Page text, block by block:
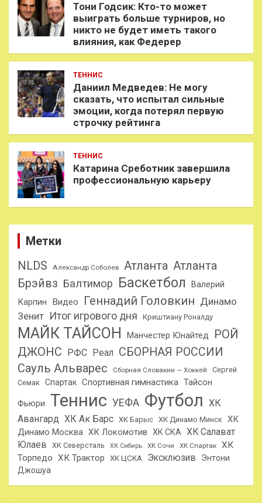
Тони Годсик: Кто-то может
выиграть больше турниров, но
никто не будет иметь такого
влияния, как Федерер
ТЕННИС
Даниил Медведев: Не могу
сказать, что испытал сильные
эмоции, когда потерял первую
строчку рейтинга
ТЕННИС
Катарина Среботник завершила
профессиональную карьеру
Метки
NLDS
Александр Соболев Атланта Атланта
Брэйвз Балтимор Баскетбол
Валерий
Карпин
Видео Геннадий Головкин Динамо
Зенит Итог игрового дня Криштиану Роналду
МАЙК ТАЙСОН Манчестер Юнайтед
РОЙ
ДЖОНС
РФС Реал СБОРНАЯ РОССИИ
Сауль Альварес Сборная Словакии — Хоккей
Сергей
Семак Спартак Спортивная гимнастика Тайсон
Фьюри Теннис УЕФА Футбол ХК
Авангард ХК Ак Барс ХК Барыс ХК Динамо Минск ХК
Динамо Москва ХК Локомотив ХК СКА ХК Салават
Юлаев
ХК Северсталь ХК Сибирь ХК Сочи ХК Спартак
ХК
Торпедо ХК Трактор ХК ЦСКА Эксклюзив
Энтони
Джошуа